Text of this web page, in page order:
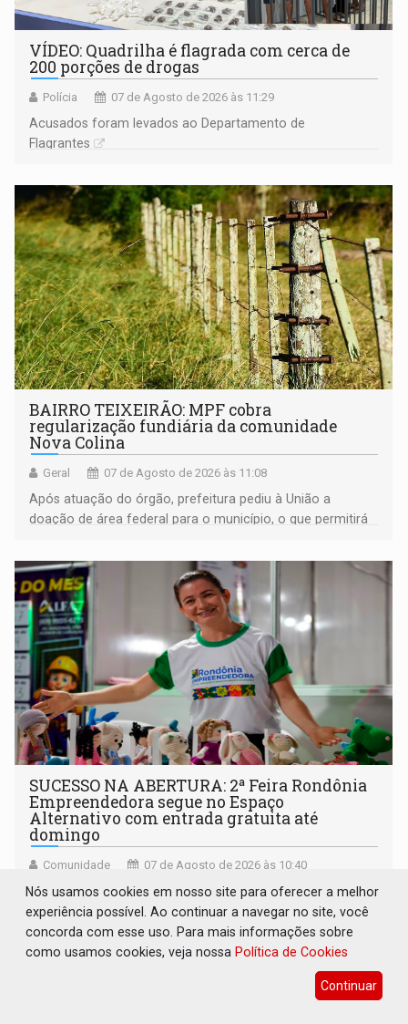
VÍDEO: Quadrilha é flagrada com cerca de
200 porções de drogas
Polícia 07 de Agosto de 2026 às 11:29
Acusados foram levados ao Departamento de
Flagrantes
BAIRRO TEIXEIRÃO: MPF cobra
regularização fundiária da comunidade
Nova Colina
Geral 07 de Agosto de 2026 às 11:08
Após atuação do órgão, prefeitura pediu à União a
doação de área federal para o município, o que permitirá
SUCESSO NA ABERTURA: 2ª Feira Rondônia
Empreendedora segue no Espaço
Alternativo com entrada gratuita até
domingo
Comunidade 07 de Agosto de 2026 às 10:40
Programação reúne em um só lugar o melhor da
economia criativa do estado
Nós usamos cookies em nosso site para oferecer a melhor
experiência possível. Ao continuar a navegar no site, você
concorda com esse uso. Para mais informações sobre
como usamos cookies, veja nossa Política de Cookies
Continuar